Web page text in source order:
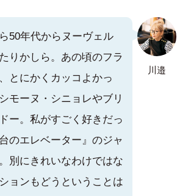
川邉
50年代からヌーヴェル
りかしら。あの頃のフラ
とにかくカッコよかっ
モーヌ・シニョレやブリ
ー。私がすごく好きだっ
のエレベーター』のジャ
別にきれいなわけではな
ョンもどうということは